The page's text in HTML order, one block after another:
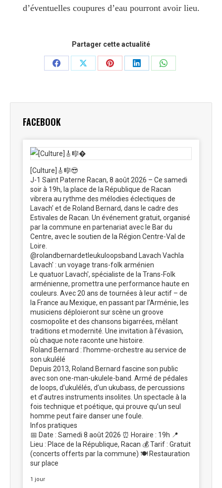
d’éventuelles coupures d’eau pourront avoir lieu.
Partager cette actualité
PartagerPartagerPartagerPartagerPartager
FACEBOOK
[Culture]🎸🎼😎
J-1 Saint Paterne Racan, 8 août 2026 – Ce samedi
soir à 19h, la place de la République de Racan
vibrera au rythme des mélodies éclectiques de
Lavach' et de Roland Bernard, dans le cadre des
Estivales de Racan. Un événement gratuit, organisé
par la commune en partenariat avec le Bar du
Centre, avec le soutien de la Région Centre-Val de
Loire.
@rolandbernardetleukuloopsband Lavach Vachla
Lavach' : un voyage trans-folk arménien
Le quatuor Lavach', spécialiste de la Trans-Folk
arménienne, promettra une performance haute en
couleurs. Avec 20 ans de tournées à leur actif – de
la France au Mexique, en passant par l’Arménie, les
musiciens déploieront sur scène un groove
cosmopolite et des chansons bigarrées, mêlant
traditions et modernité. Une invitation à l’évasion,
où chaque note raconte une histoire.
Roland Bernard : l’homme-orchestre au service de
son ukulélé
Depuis 2013, Roland Bernard fascine son public
avec son one-man-ukulele-band. Armé de pédales
de loops, d’ukulélés, d’un ukubass, de percussions
et d’autres instruments insolites. Un spectacle à la
fois technique et poétique, qui prouve qu’un seul
homme peut faire danser une foule.
Infos pratiques
📅 Date : Samedi 8 août 2026 ⏰ Horaire : 19h 📍
Lieu : Place de la République, Racan 💰 Tarif : Gratuit
(concerts offerts par la commune) 🍽️ Restauration
sur place
1 jour